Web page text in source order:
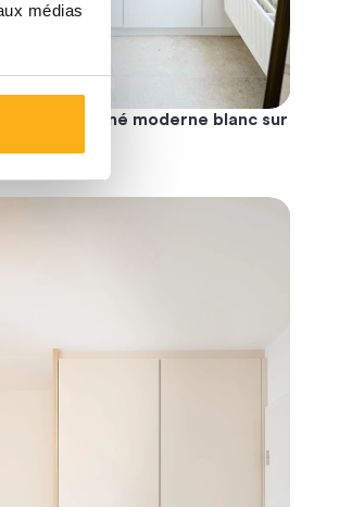
médias
fermé moderne blanc sur